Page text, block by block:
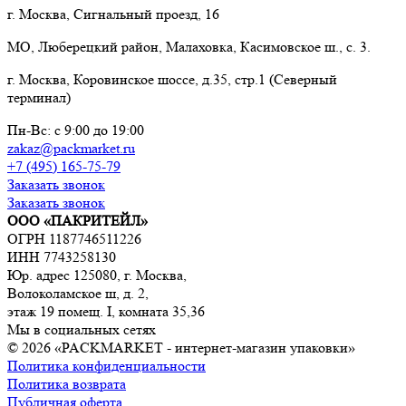
г. Москва, Сигнальный проезд, 16
МО, Люберецкий район, Малаховка, Касимовское ш., с. 3.
г. Москва, Коровинское шоссе, д.35, стр.1 (Северный
терминал)
Пн-Вс: с 9:00 до 19:00
zakaz@packmarket.ru
+7 (495) 165-75-79
Заказать звонок
Заказать звонок
ООО «ПАКРИТЕЙЛ»
ОГРН 1187746511226
ИНН 7743258130
Юр. адрес 125080, г. Москва,
Волоколамское ш, д. 2,
этаж 19 помещ. I, комната 35,36
Мы в социальных сетях
© 2026 «PACKMARKET - интернет-магазин упаковки»
Политика конфиденциальности
Политика возврата
Публичная оферта